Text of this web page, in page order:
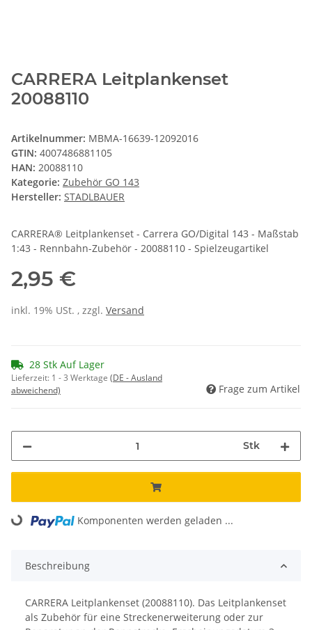
CARRERA Leitplankenset
20088110
Artikelnummer: MBMA-16639-12092016
GTIN: 4007486881105
HAN: 20088110
Kategorie: Zubehör GO 143
Hersteller: STADLBAUER
CARRERA® Leitplankenset - Carrera GO/Digital 143 - Maßstab
1:43 - Rennbahn-Zubehör - 20088110 - Spielzeugartikel
2,95 €
inkl. 19% USt. , zzgl. Versand
28 Stk Auf Lager
Lieferzeit: 1 - 3 Werktage (DE - Ausland
abweichend)
Frage zum Artikel
Stk
Loading... Komponenten werden geladen ...
Beschreibung
CARRERA Leitplankenset (20088110). Das Leitplankenset
als Zubehör für eine Streckenerweiterung oder zur